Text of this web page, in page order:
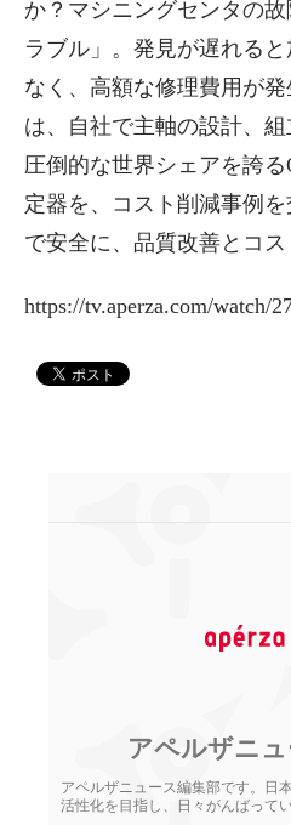
か？マシニングセンタの
ラブル」。発見が遅れる
なく、高額な修理費用が
は、自社で主軸の設計、組
圧倒的な世界シェアを誇
定器を、コスト削減事例
で安全に、品質改善とコス
https://tv.aperza.com/watch/
アペルザニ
アペルザニュース編集部です。日
活性化を目指し、日々がんばってい